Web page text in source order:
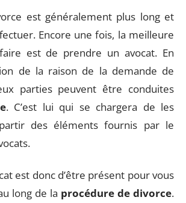
est généralement plus long et
Encore une fois, la meilleure
est de prendre un avocat. En
de la raison de la demande de
parties peuvent être conduites
. C’est lui qui se chargera de les
des éléments fournis par le
est donc d’être présent pour vous
long de la procédure de divorce.